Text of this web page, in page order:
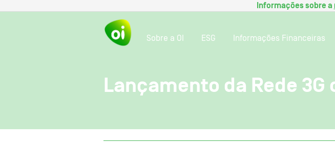
Informações sobre a
Sobre a OI ESG Informações Financeiras
Lançamento da Rede